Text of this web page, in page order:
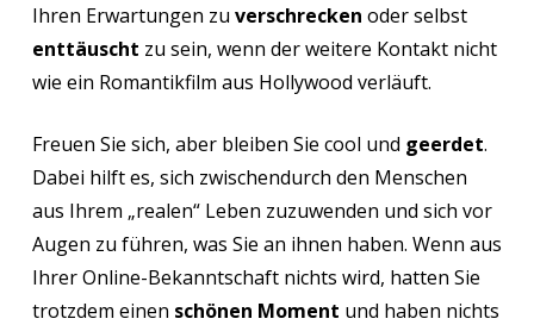
Ihren Erwartungen zu verschrecken oder selbst
enttäuscht zu sein, wenn der weitere Kontakt nicht
wie ein Romantikfilm aus Hollywood verläuft.
Freuen Sie sich, aber bleiben Sie cool und geerdet.
Dabei hilft es, sich zwischendurch den Menschen
aus Ihrem „realen“ Leben zuzuwenden und sich vor
Augen zu führen, was Sie an ihnen haben. Wenn aus
Ihrer Online-Bekanntschaft nichts wird, hatten Sie
trotzdem einen schönen Moment und haben nichts